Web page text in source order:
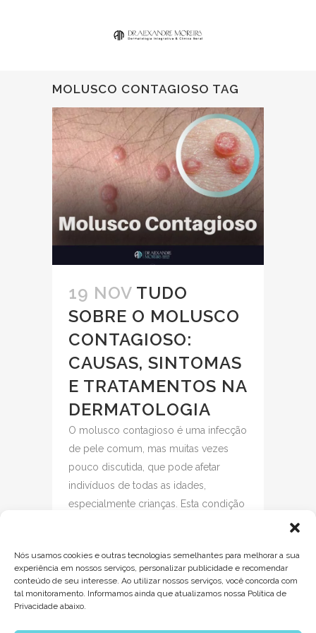
Nós usamos cookies e outras tecnologias semelhantes para melhorar a sua
experiência em nossos serviços, personalizar publicidade e recomendar
conteúdo de seu interesse. Ao utilizar nossos serviços, você concorda com
tal monitoramento. Informamos ainda que atualizamos nossa Política de
Privacidade abaixo.
MOLUSCO CONTAGIOSO TAG
19 NOV TUDO
SOBRE O MOLUSCO
CONTAGIOSO:
CAUSAS, SINTOMAS
E TRATAMENTOS NA
DERMATOLOGIA
O molusco contagioso é uma infecção
de pele comum, mas muitas vezes
pouco discutida, que pode afetar
indivíduos de todas as idades,
especialmente crianças. Esta condição
motivo de preocupação devido à sua
natureza contagiosa...